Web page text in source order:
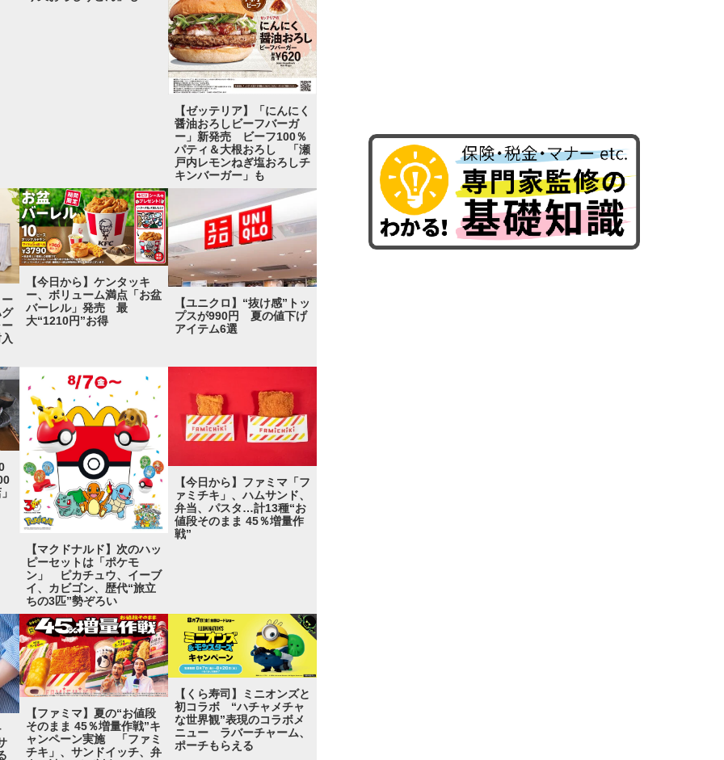
【ゼッテリア】「にんにく
醤油おろしビーフバーガ
ー」新発売 ビーフ100％
パティ＆大根おろし 「瀬
戸内レモンねぎ塩おろしチ
キンバーガー」も
【今日から】ケンタッキ
ー、ボリューム満点「お盆
バーレル」発売 最
大“1210円”お得
【ユニクロ】“抜け感”トッ
プスが990円 夏の値下げ
アイテム6選
【マクドナルド】次のハッ
ピーセットは「ポケモ
ン」 ピカチュウ、イーブ
イ、カビゴン、歴代“旅立
ちの3匹”勢ぞろい
【今日から】ファミマ「フ
ァミチキ」、ハムサンド、
弁当、パスタ…計13種“お
値段そのまま 45％増量作
戦”
【ファミマ】夏の“お値段
そのまま 45％増量作戦”キ
ャンペーン実施 「ファミ
チキ」、サンドイッチ、弁
【くら寿司】ミニオンズと
初コラボ “ハチャメチャ
な世界観”表現のコラボメ
ニュー ラバーチャーム、
ポーチもらえる